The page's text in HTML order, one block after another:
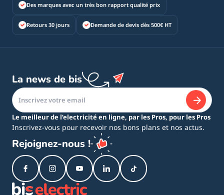
Des marques avec un très bon rapport qualité prix
Retours 30 jours Demande de devis dès 500€ HT
La news de bis
Le meilleur de l’electricité en ligne, par les Pros, pour les Pros
Inscrivez-vous pour recevoir nos bons plans et nos actus.
Rejoignez-nous !